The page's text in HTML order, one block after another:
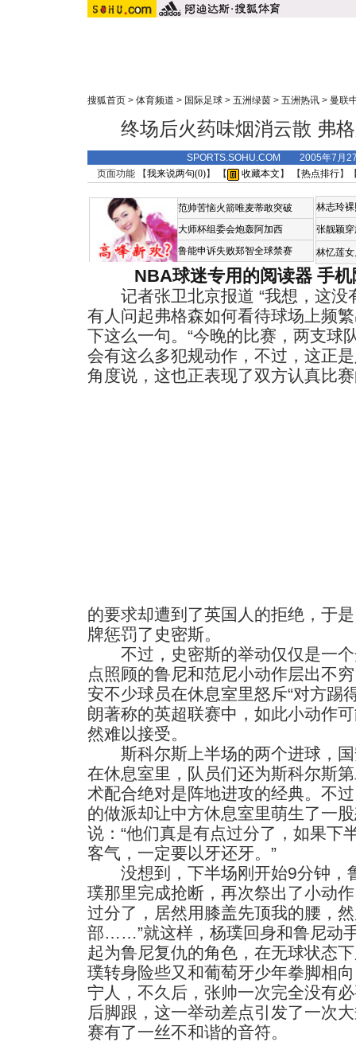
搜狐首页 > 体育频道 > 国际足球 > 五洲绿茵 > 五洲热讯 > 曼联
终场后火药味烟消云散 弗
SPORTS.SOHU.COM 2005年7月
页面功能 【我来说两句(0)】 【 收藏本文 】 【热点排行】
范帅苦恼火箭唯麦蒂敢突破
大师杯组委会炮轰阿加西
鲁能申诉失败郑智全球禁赛
林志玲
张靓颖
林忆莲
NBA球迷专用的阅读器 手
记者张卫北京报道 “我想，这没
有人问起弗格森如何看待球场上频
下这么一句。“今晚的比赛，两支球
会有这么多犯规动作，不过，这正
角度说，这也正表现了双方认真比
的要求却遭到了英国人的拒绝，于
牌惩罚了史密斯。
不过，史密斯的举动仅仅是一个
点照顾的鲁尼和范尼小动作层出不
安不少球员在休息室里怒斥“对方踢
朗著称的英超联赛中，如此小动作
然难以接受。
斯科尔斯上半场的两个进球，国
在休息室里，队员们还为斯科尔斯
术配合绝对是阵地进攻的经典。不
的做派却让中方休息室里萌生了一
说：“他们真是有点过分了，如果下
客气，一定要以牙还牙。”
没想到，下半场刚开始9分钟，
璞那里完成抢断，再次祭出了小动
过分了，居然用膝盖先顶我的腰，
部……”就这样，杨璞回身和鲁尼动
起为鲁尼复仇的角色，在无球状态
璞转身险些又和葡萄牙少年拳脚相
宁人，不久后，张帅一次完全没有
后脚跟，这一举动差点引发了一次
赛有了一丝不和谐的音符。